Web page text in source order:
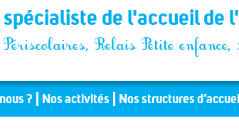
de l'accueil de
Périscolaires, Relais Petite
? Nos activités Nos structures